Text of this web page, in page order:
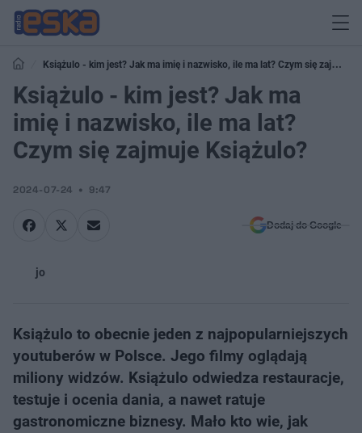
Książulo - kim jest? Jak ma imię i nazwisko, ile ma lat? Czym się zajmuje
Książulo?
Książulo - kim jest? Jak ma
imię i nazwisko, ile ma lat?
Czym się zajmuje Książulo?
2024-07-24 9:47
Dodaj do Google
jo
Książulo to obecnie jeden z najpopularniejszych
youtuberów w Polsce. Jego filmy oglądają
miliony widzów. Książulo odwiedza restauracje,
testuje i ocenia dania, a nawet ratuje
gastronomiczne biznesy. Mało kto wie, jak